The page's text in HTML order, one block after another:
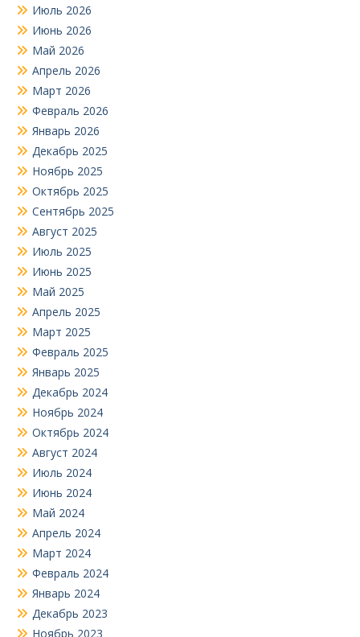
Июль 2026
Июнь 2026
Май 2026
Апрель 2026
Март 2026
Февраль 2026
Январь 2026
Декабрь 2025
Ноябрь 2025
Октябрь 2025
Сентябрь 2025
Август 2025
Июль 2025
Июнь 2025
Май 2025
Апрель 2025
Март 2025
Февраль 2025
Январь 2025
Декабрь 2024
Ноябрь 2024
Октябрь 2024
Август 2024
Июль 2024
Июнь 2024
Май 2024
Апрель 2024
Март 2024
Февраль 2024
Январь 2024
Декабрь 2023
Ноябрь 2023